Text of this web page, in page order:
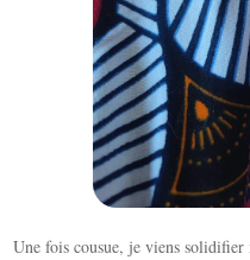
Une fois cousue, je viens